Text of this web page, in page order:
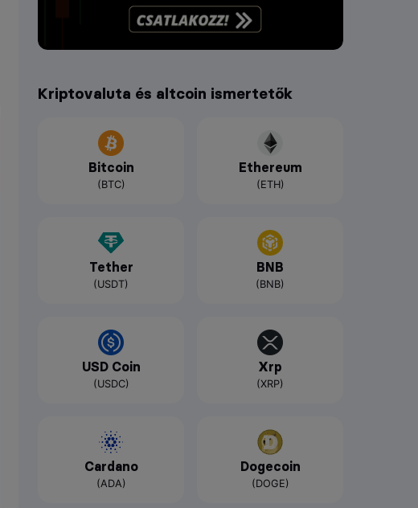
Kriptovaluta és altcoin ismertetők
Bitcoin
(BTC)
Ethereum
(ETH)
Tether
(USDT)
BNB
(BNB)
USD Coin
(USDC)
Xrp
(XRP)
Cardano
(ADA)
Dogecoin
(DOGE)